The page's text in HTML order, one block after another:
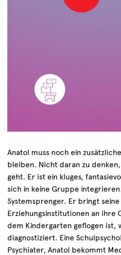
Anatol muss noch ein
bleiben. Nicht daran zu
geht. Er ist ein kluges,
sich in keine Gruppe
Systemsprenger. Er bringt
Erziehungsinstitutionen an ihre
dem Kindergarten geflogen ist,
diagnostiziert. Eine
Psychiater, Anatol bekommt